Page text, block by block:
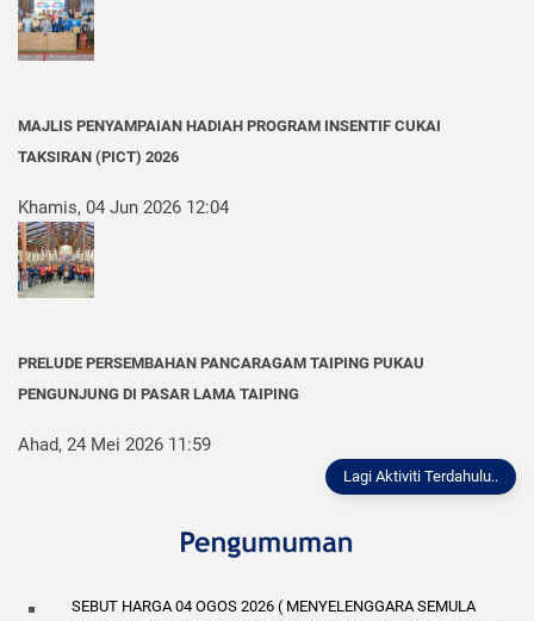
MAJLIS PENYAMPAIAN HADIAH PROGRAM INSENTIF CUKAI
TAKSIRAN (PICT) 2026
Khamis, 04 Jun 2026 12:04
PRELUDE PERSEMBAHAN PANCARAGAM TAIPING PUKAU
PENGUNJUNG DI PASAR LAMA TAIPING
Ahad, 24 Mei 2026 11:59
Lagi Aktiviti Terdahulu..
SEBUT HARGA 04 OGOS 2026 ( MENYELENGGARA SEMULA